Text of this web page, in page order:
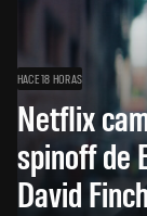
HACE 18 HORAS
Netflix
spinoff de
David